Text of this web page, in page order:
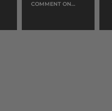
COMMENT ON